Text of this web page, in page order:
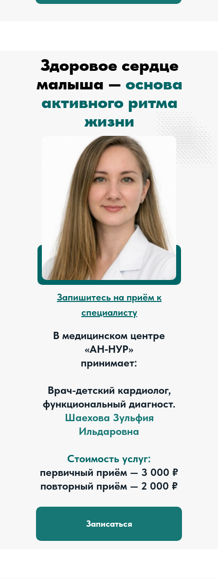
Здоровое сердце
малыша — основа
активного ритма
жизни
Записаться
В медицинском центре
«АН‑НУР»
принимает:
Врач-детский кардиолог,
функциональный диагност.
Шаехова Зульфия
Ильдаровна
Стоимость услуг:
первичный приём — 3 000 ₽
повторный приём — 2 000 ₽
Запишитесь на приём к
специалисту